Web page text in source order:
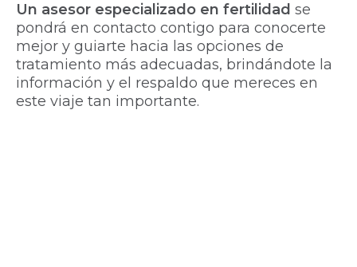
Un asesor especializado en fertilidad se
pondrá en contacto contigo para conocerte
mejor y guiarte hacia las opciones de
tratamiento más adecuadas, brindándote la
información y el respaldo que mereces en
este viaje tan importante.